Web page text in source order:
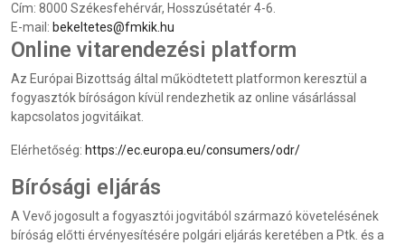
Cím: 8000 Székesfehérvár, Hosszúsétatér 4-6.
E-mail: bekeltetes@fmkik.hu
Online vitarendezési platform
Az Európai Bizottság által működtetett platformon keresztül a
fogyasztók bíróságon kívül rendezhetik az online vásárlással
kapcsolatos jogvitáikat.
Elérhetőség: https://ec.europa.eu/consumers/odr/
Bírósági eljárás
A Vevő jogosult a fogyasztói jogvitából származó követelésének
bíróság előtti érvényesítésére polgári eljárás keretében a Ptk. és a